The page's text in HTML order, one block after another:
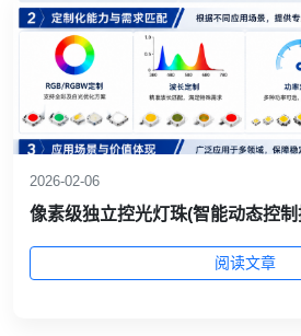
2026-02-06
像素级独立控光灯珠(智能动态控
阅读文章